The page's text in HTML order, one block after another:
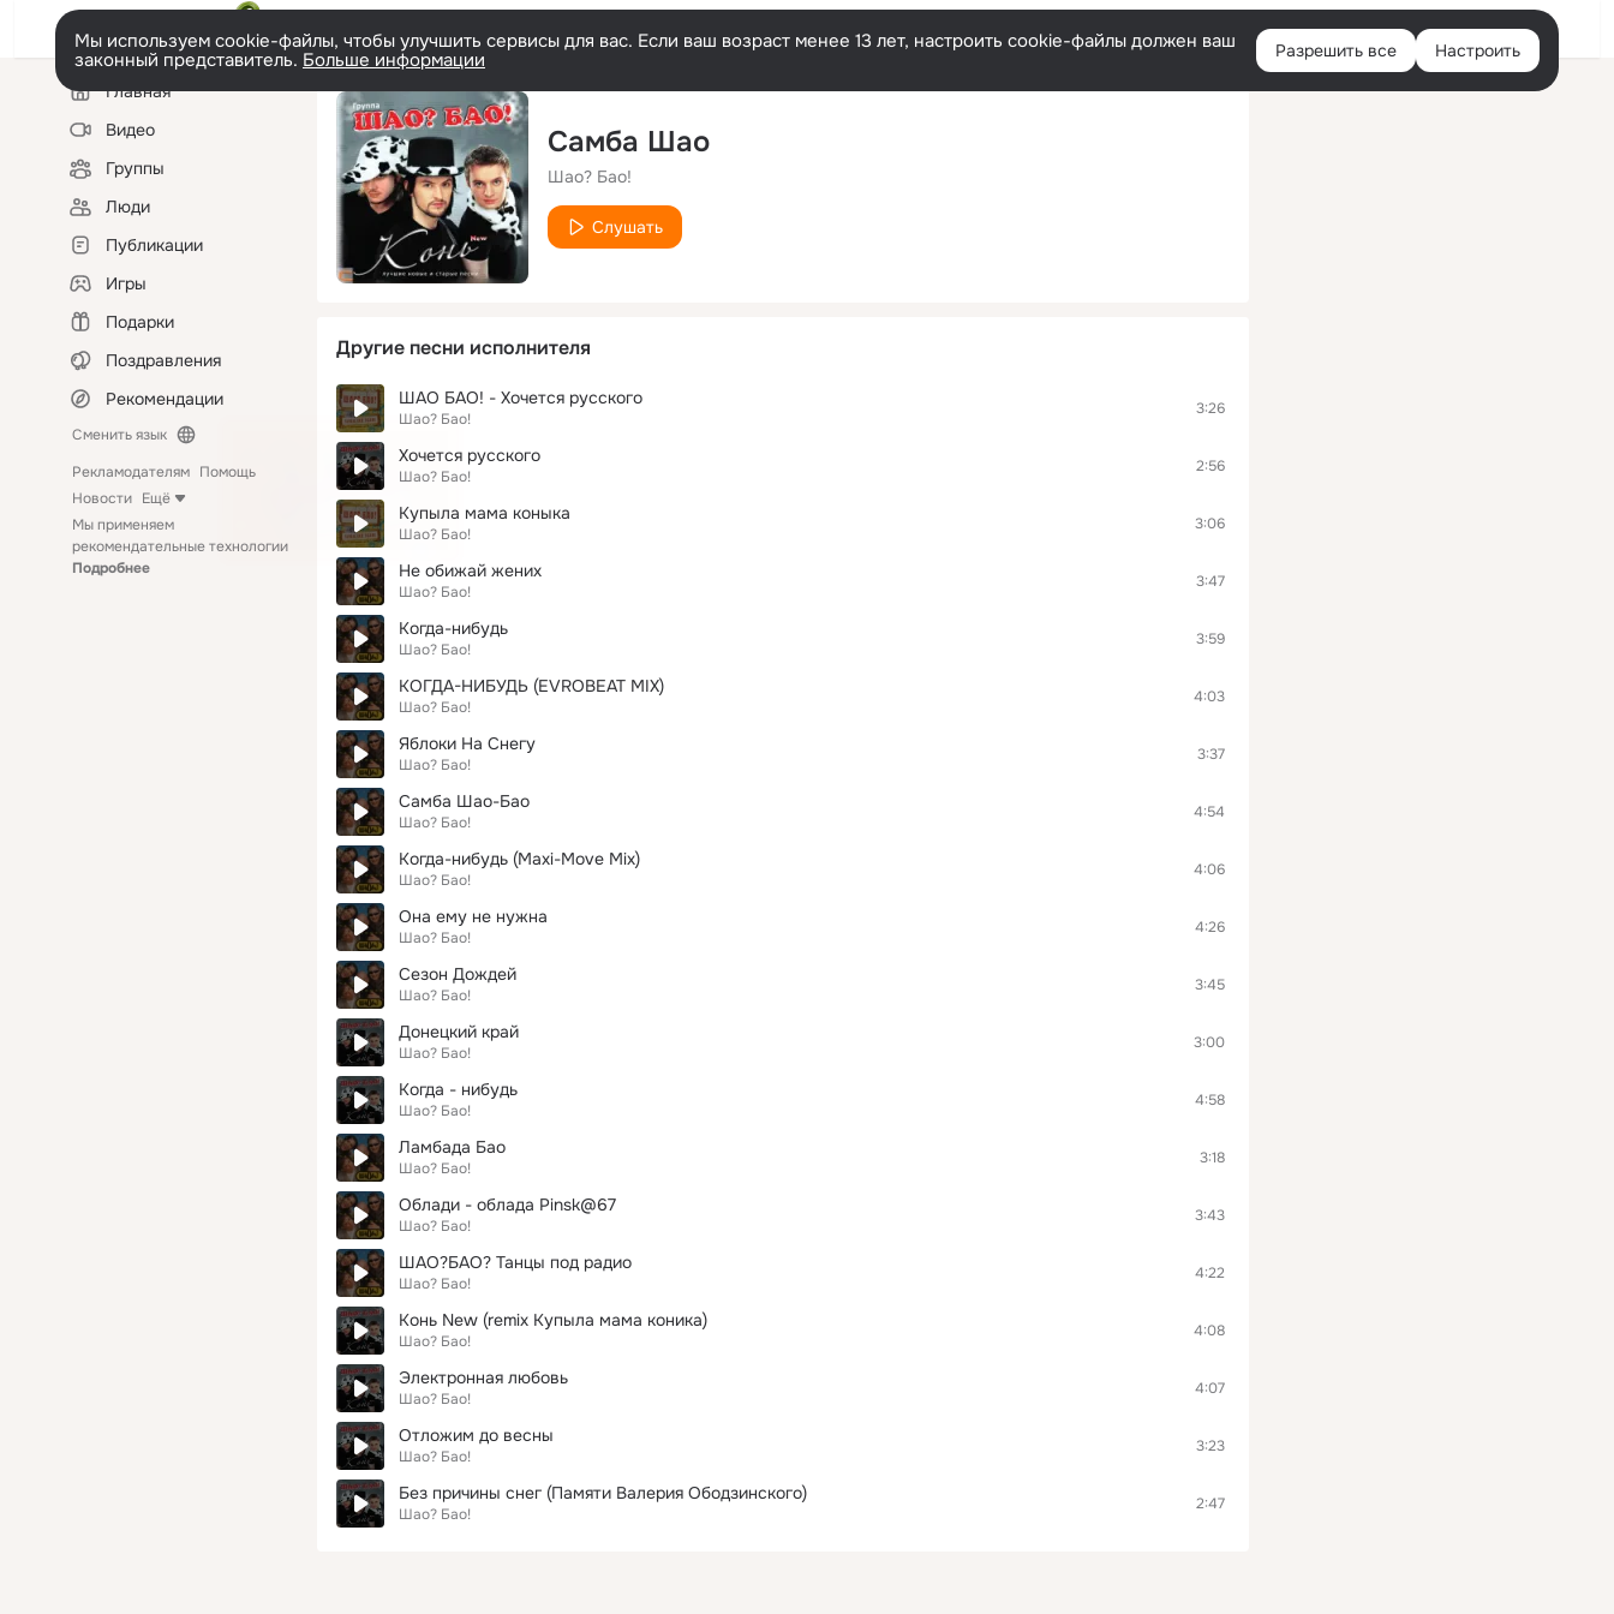
Войти
Мы используем cookie-файлы, чтобы улучшить сервисы для вас. Если ваш возраст менее 13 лет, настроить cookie-файлы должен ваш
законный представитель. Больше информации Разрешить все Настроить
Левая
колонкаГлавная
Видео
Группы
Люди
Публикации
Игры
Подарки
Поздравления
Рекомендации
Сменить язык
Рекламодателям Помощь
Новости Ещё
Мы применяем
рекомендательные технологии
Подробнее
Самба Шао
Шао? Бао!
Слушать
Другие песни исполнителя
ШАО БАО! - Хочется русского
Шао? Бао!
3:26
Хочется русского
Шао? Бао!
2:56
Купыла мама коныка
Шао? Бао!
3:06
Не обижай жених
Шао? Бао!
3:47
Когда-нибудь
Шао? Бао!
3:59
КОГДА-НИБУДЬ (EVROBEAT MIX)
Шао? Бао!
4:03
Яблоки На Снегу
Шао? Бао!
3:37
Самба Шао-Бао
Шао? Бао!
4:54
Когда-нибудь (Maxi-Move Mix)
Шао? Бао!
4:06
Она ему не нужна
Шао? Бао!
4:26
Сезон Дождей
Шао? Бао!
3:45
Донецкий край
Шао? Бао!
3:00
Когда - нибудь
Шао? Бао!
4:58
Ламбада Бао
Шао? Бао!
3:18
Облади - облада Pinsk@67
Шао? Бао!
3:43
ШАО?БАО? Танцы под радио
Шао? Бао!
4:22
Конь New (remix Купыла мама коника)
Шао? Бао!
4:08
Электронная любовь
Шао? Бао!
4:07
Отложим до весны
Шао? Бао!
3:23
Без причины снег (Памяти Валерия Ободзинского)
Шао? Бао!
2:47